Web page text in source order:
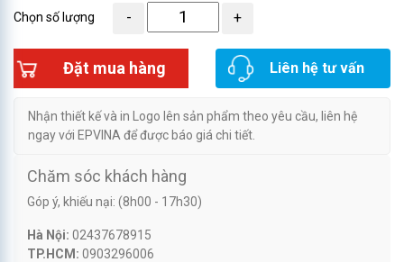
Chọn số lượng
Đặt mua hàng Liên hệ tư vấn
Nhận thiết kế và in Logo lên sản phẩm theo yêu cầu, liên hệ
ngay với EPVINA để được báo giá chi tiết.
Chăm sóc khách hàng
Góp ý, khiếu nại: (8h00 - 17h30)
Hà Nội: 02437678915
TP.HCM: 0903296006